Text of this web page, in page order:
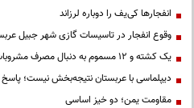
انفجارها کی‌یف را دوباره لرزاند
وقوع انفجار در تاسیسات گازی شهر جبیل
یک کشته و ۱۲ مسموم به دنبال مصرف مشروبات الکلی در نیشابور
دیپلماسی با عربستان نتیجه‌بخش نیست؛
مقاومت یمن؛ دو خیز اساسی